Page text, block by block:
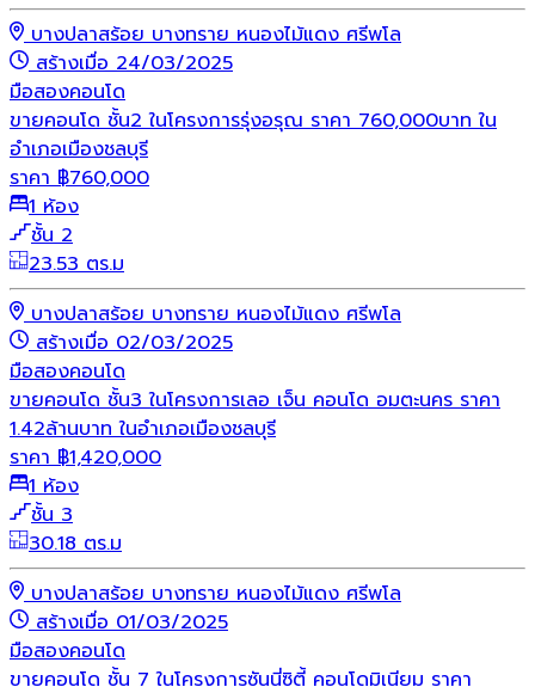
บางปลาสร้อย บางทราย หนองไม้แดง ศรีพโล
สร้างเมื่อ 24/03/2025
มือสองคอนโด
ขายคอนโด ชั้น2 ในโครงการรุ่งอรุณ ราคา 760,000บาท ใน
อำเภอเมืองชลบุรี
ราคา ฿760,000
1 ห้อง
ชั้น 2
23.53 ตร.ม
บางปลาสร้อย บางทราย หนองไม้แดง ศรีพโล
สร้างเมื่อ 02/03/2025
มือสองคอนโด
ขายคอนโด ชั้น3 ในโครงการเลอ เจ็น คอนโด อมตะนคร ราคา
1.42ล้านบาท ในอำเภอเมืองชลบุรี
ราคา ฿1,420,000
1 ห้อง
ชั้น 3
30.18 ตร.ม
บางปลาสร้อย บางทราย หนองไม้แดง ศรีพโล
สร้างเมื่อ 01/03/2025
มือสองคอนโด
ขายคอนโด ชั้น 7 ในโครงการซันนี่ซิตี้ คอนโดมิเนียม ราคา